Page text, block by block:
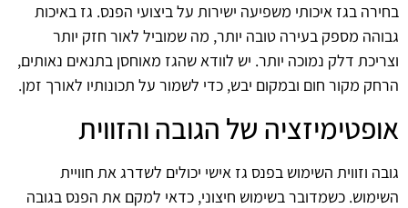
בחירה בגז איכותי משפיעה ישירות על ביצועי הפנס. גז באיכות
גבוהה מספק בעירה טובה יותר, מה שמוביל לאור חזק יותר
וצריכת דלק נמוכה יותר. יש לוודא שהגז מאוחסן בתנאים נאותים,
הרחק מקור חום ובמקום יבש, כדי לשמור על תכונותיו לאורך זמן.
אופטימיזציה של הגובה והזווית
גובה וזווית השימוש בפנס גז אישי יכולים לשדרג את חוויית
השימוש. כשמדובר בשימוש חיצוני, כדאי למקם את הפנס בגובה